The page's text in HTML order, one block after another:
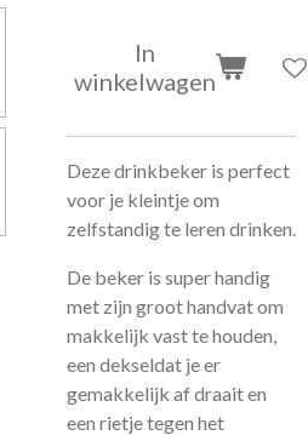
In
winkelwagen
Deze drinkbeker is perfect
voor je kleintje om
zelfstandig te leren drinken.
De beker is super handig
met zijn groot handvat om
makkelijk vast te houden,
een dekseldat je er
gemakkelijk af draait en
een rietje tegen het